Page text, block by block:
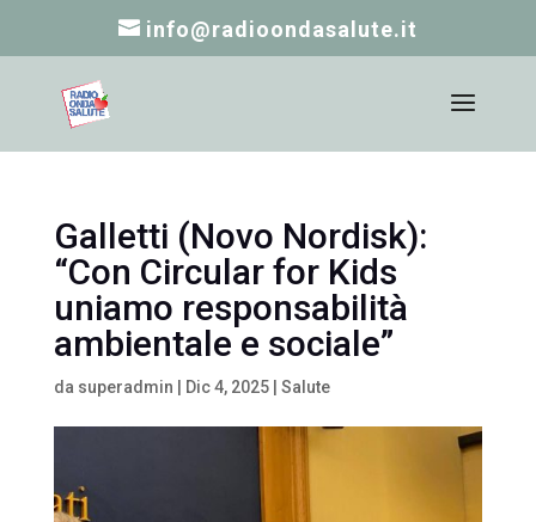
info@radioondasalute.it
Galletti (Novo Nordisk):
“Con Circular for Kids
uniamo responsabilità
ambientale e sociale”
da superadmin Dic 4, 2025| Salute